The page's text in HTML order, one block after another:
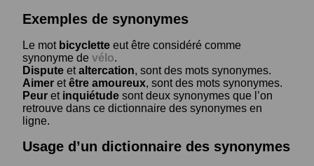
Exemples de synonymes
Le mot bicyclette eut être considéré comme
synonyme de vélo.
Dispute etaltercation, sont des mots synonymes.
Aimer etêtre amoureux, sont des mots synonymes.
Peur et inquiétude sont deux synonymes que l’on
retrouve dans ce dictionnaire des synonymes en
ligne.
Usage d’un dictionnaire des synonymes